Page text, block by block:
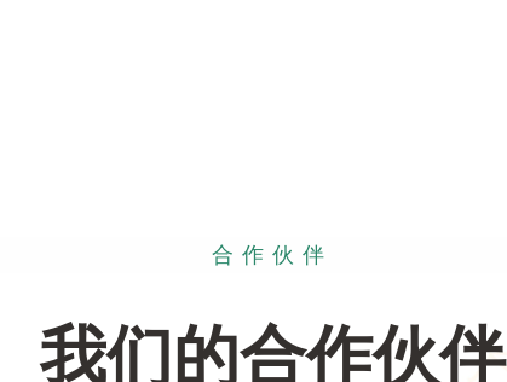
合作伙伴
我们的合作伙伴